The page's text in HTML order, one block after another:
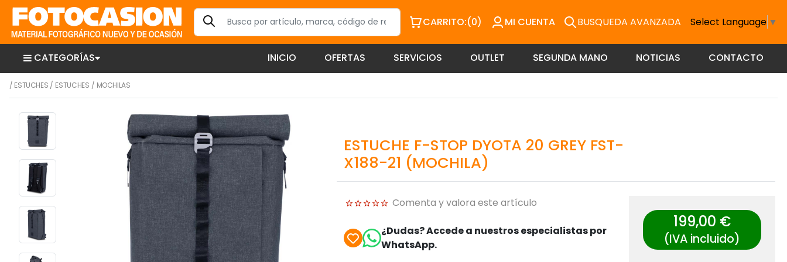
CARRITO:(0) MI CUENTA BUSQUEDA AVANZADA Select Language ▼
CATEGORÍAS INICIO OFERTAS SERVICIOS OUTLET SEGUNDA MANO NOTICIAS CONTACTO
/ ESTUCHES / ESTUCHES / MOCHILAS
ESTUCHE F-STOP DYOTA 20 GREY FST-
X188-21 (MOCHILA)
Comenta y valora este artículo
¿Dudas? Accede a nuestros especialistas por
WhatsApp.
199,00 €
(IVA incluido)